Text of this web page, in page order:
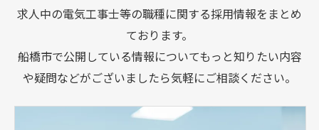
求人中の電気工事士等の職種に関する採用情報をまとめ
ております。
船橋市で公開している情報についてもっと知りたい内容
や疑問などがございましたら気軽にご相談ください。